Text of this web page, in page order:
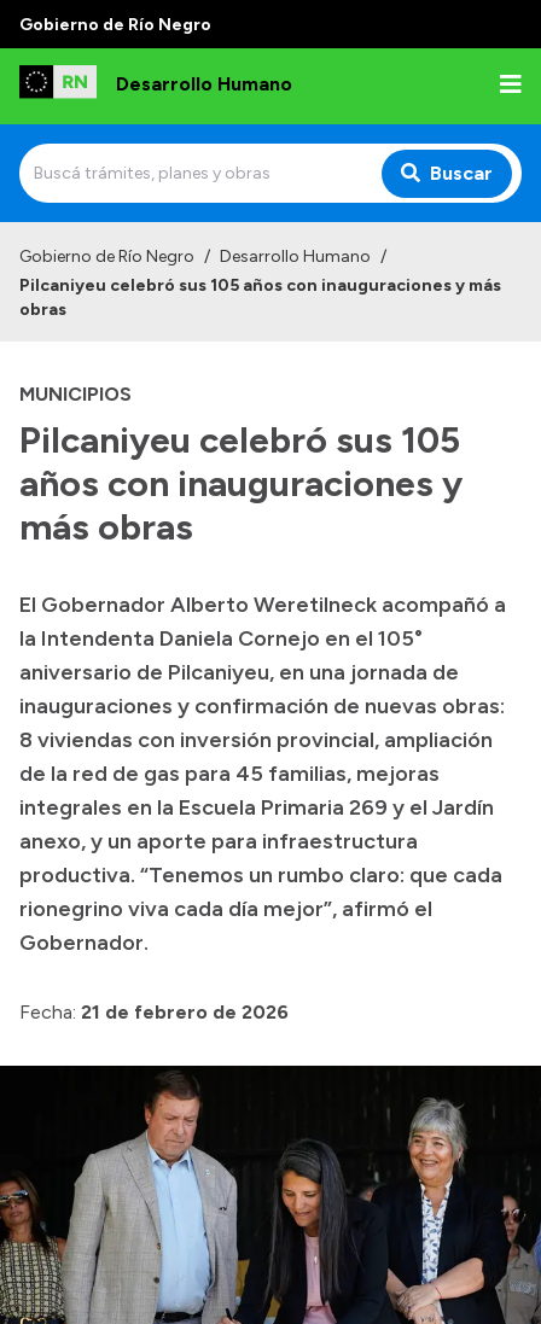
Gobierno de Río Negro
Desarrollo Humano
Buscar
Institucional
Autoridades
Delegaciones
Normativa
Presupuesto
Boletín Oficial
Compras y licitaciones
Consulta de expedientes
Consulta de pago a proveedores
Convocatorias
Intranet
Login
Gobierno de Río Negro / Desarrollo Humano /
Pilcaniyeu celebró sus 105 años con inauguraciones y más
obras
MUNICIPIOS
Pilcaniyeu celebró sus 105
años con inauguraciones y
más obras
El Gobernador Alberto Weretilneck acompañó a
la Intendenta Daniela Cornejo en el 105°
aniversario de Pilcaniyeu, en una jornada de
inauguraciones y confirmación de nuevas obras:
8 viviendas con inversión provincial, ampliación
de la red de gas para 45 familias, mejoras
integrales en la Escuela Primaria 269 y el Jardín
anexo, y un aporte para infraestructura
productiva. “Tenemos un rumbo claro: que cada
rionegrino viva cada día mejor”, afirmó el
Gobernador.
Fecha: 21 de febrero de 2026